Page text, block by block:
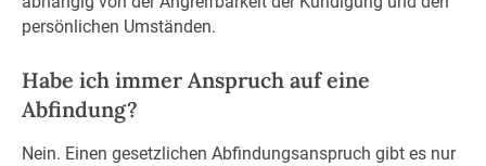
persönlichen Umständen.
Habe ich immer Anspruch auf eine
Abfindung?
Nein. Einen gesetzlichen Abfindungsanspruch gibt es nur